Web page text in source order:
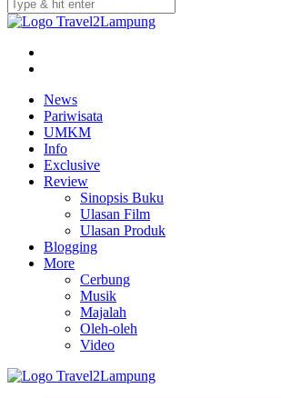
News
Pariwisata
UMKM
Info
Exclusive
Review
Sinopsis Buku
Ulasan Film
Ulasan Produk
Blogging
More
Cerbung
Musik
Majalah
Oleh-oleh
Video